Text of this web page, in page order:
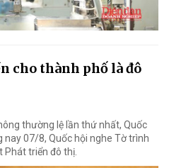
cho thành phố là đô
thường lệ lần thứ nhất, Quốc
nay 07/8, Quốc hội nghe Tờ trình
Phát triển đô thị.